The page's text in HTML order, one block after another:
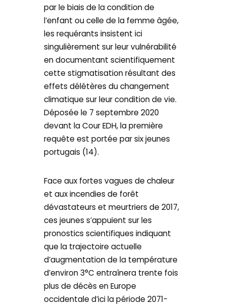
par le biais de la condition de
l’enfant ou celle de la femme âgée,
les requérants insistent ici
singulièrement sur leur vulnérabilité
en documentant scientifiquement
cette stigmatisation résultant des
effets délétères du changement
climatique sur leur condition de vie.
Déposée le 7 septembre 2020
devant la Cour EDH, la première
requête est portée par six jeunes
portugais (14).
Face aux fortes vagues de chaleur
et aux incendies de forêt
dévastateurs et meurtriers de 2017,
ces jeunes s’appuient sur les
pronostics scientifiques indiquant
que la trajectoire actuelle
d’augmentation de la température
d’environ 3°C entraînera trente fois
plus de décès en Europe
occidentale d’ici la période 2071-